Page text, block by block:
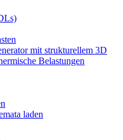
mit strukturellem 3D
Belastungen
laden